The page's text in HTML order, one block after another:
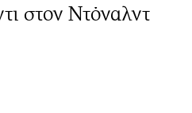
στον Ντόναλντ